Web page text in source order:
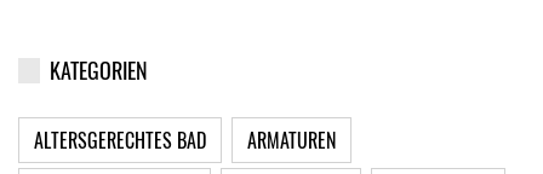
KATEGORIEN
ALTERSGERECHTES BAD
ARMATUREN